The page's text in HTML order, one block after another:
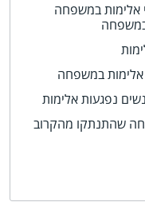
אלימות במשפחה
במשפחה
אלימות במשפחה
נפגעות אלימות
שהתנתקו מהקרוב